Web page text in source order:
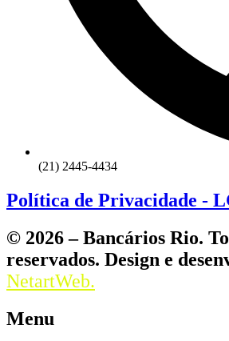
(21) 2445-4434
Política de Privacidade -
© 2026 – Bancários Rio.
reservados. Design e
NetartWeb.
Menu